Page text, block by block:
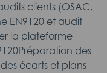
clients (OSAC,
EN9120 et audit
la plateforme
des
écarts et plans